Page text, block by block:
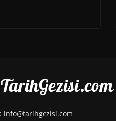
: info@tarihgezisi.com